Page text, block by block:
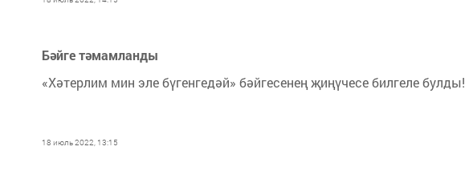
Бәйге тәмамланды
«Хәтерлим мин эле бүгенгедәй» бәйгесенең җиңүчесе билгеле булды!
18 июль 2022, 13:15